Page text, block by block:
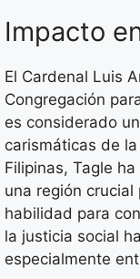
Impacto
El Cardenal Luis
Congregación
es considerado
carismáticas de
Filipinas, Tagle
una región crucial
habilidad para
la justicia social
especialmente